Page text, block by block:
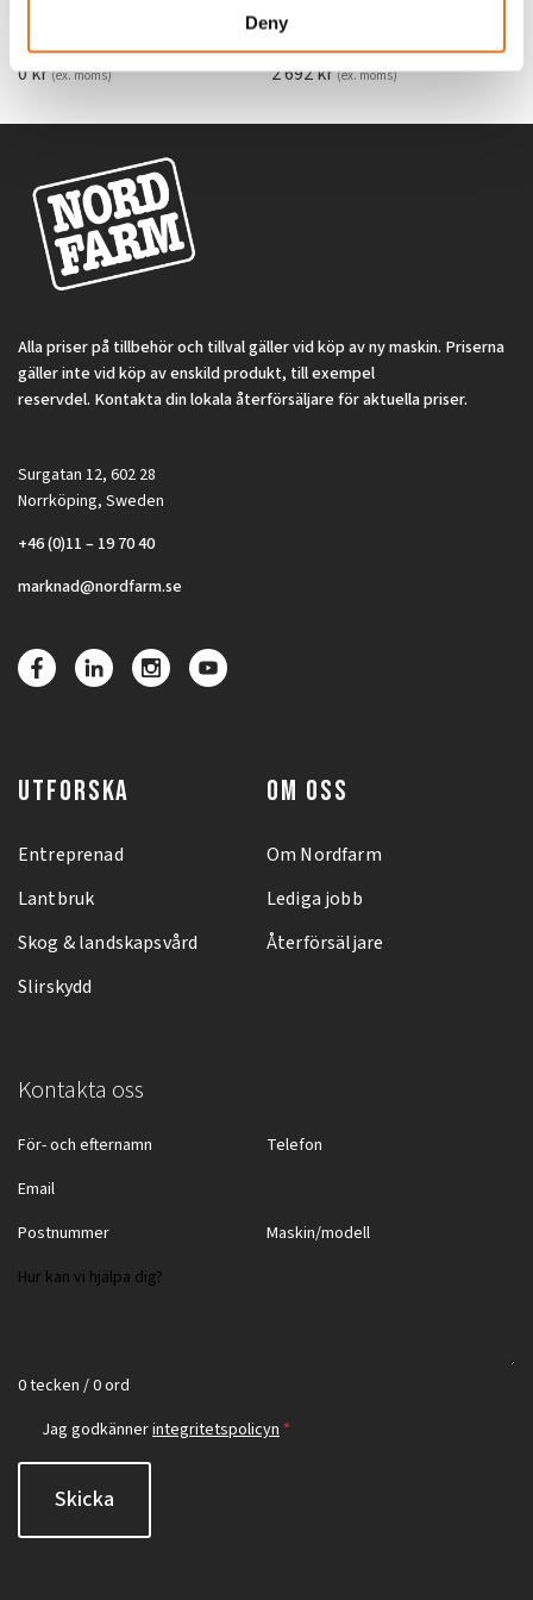
Deny
0kr (ex. moms) 2 692kr (ex. moms)
Alla priser på tillbehör och tillval gäller vid köp av ny maskin. Priserna
gäller inte vid köp av enskild produkt, till exempel
reservdel. Kontakta din lokala återförsäljare för aktuella priser.
Surgatan 12, 602 28
Norrköping, Sweden
+46 (0)11 – 19 70 40
marknad@nordfarm.se
UTFORSKA
Entreprenad
Lantbruk
Skog & landskapsvård
Slirskydd
OM OSS
Om Nordfarm
Lediga jobb
Återförsäljare
Kontakta oss
0 tecken / 0 ord
Jag godkännerintegritetspolicyn *
Skicka